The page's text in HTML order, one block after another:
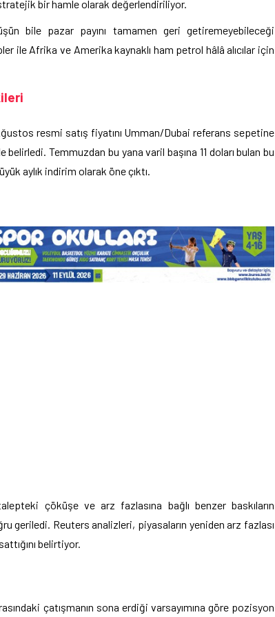
bir hamle olarak değerlendiriliyor.
bile pazar payını tamamen geri getiremeyebileceği
ile Afrika ve Amerika kaynaklı ham petrol hâlâ alıcılar için
resmi satış fiyatını Umman/Dubai referans sepetine
belirledi. Temmuzdan bu yana varil başına 11 doları bulan bu
aylık indirim olarak öne çıktı.
çöküşe ve arz fazlasına bağlı benzer baskıların
geriledi. Reuters analizleri, piyasaların yeniden arz fazlası
belirtiyor.
çatışmanın sona erdiği varsayımına göre pozisyon